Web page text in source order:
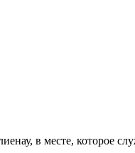
в месте, которое